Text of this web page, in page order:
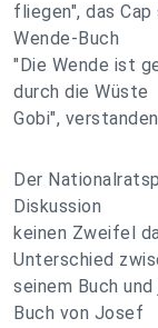
fliegen", das
Wende-Buch
"Die Wende ist
durch die Wüste
Gobi",
Der
Diskussion
keinen Zweifel
Unterschied
seinem Buch
Buch von Josef